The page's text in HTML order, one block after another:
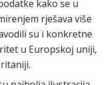
kako se u
rješava više
su i konkretne
u Europskoj uniji,